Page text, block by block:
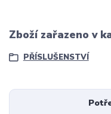
Zboží zařazeno v
PŘÍSLUŠENSTVÍ